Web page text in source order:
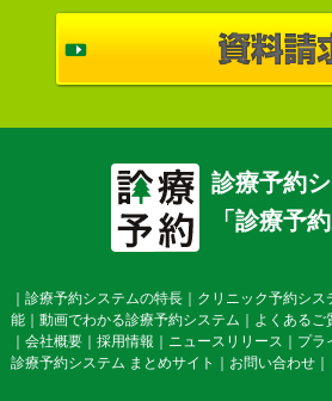
診療予約
「診療予約
診療予約システムの特長｜ クリニック予約シス
能｜ 動画でわかる診療予約システム よくあるご
会社概要｜ 採用情報 ニュースリリース プラ
診療予約システム まとめサイト
お問い合わせ｜